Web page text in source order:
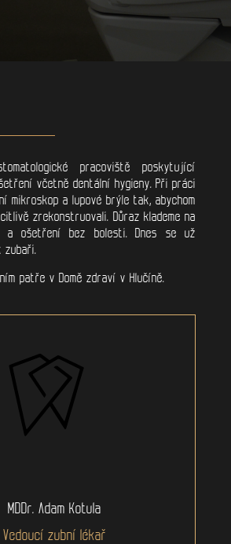
pracoviště poskytující
včetně dentální hygieny. Při práci
mikroskop a lupové brýle tak, abychom
zrekonstruovali. Důraz klademe na
a ošetření bez bolesti. Dnes se už
patře v Domě zdraví v Hlučíně.
MDDr. Adam Kotula
Vedoucí zubní lékař